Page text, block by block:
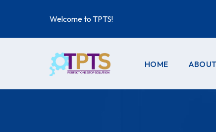
Welcome to TPTS!
HOME ABOUT